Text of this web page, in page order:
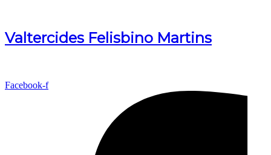
Valtercides Felisbino Martins
Facebook-f